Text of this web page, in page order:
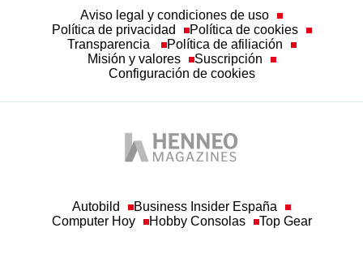
Política de privacidad
Política de cookies
Transparencia
Política de afiliación
Misión y valores
Suscripción
Configuración de cookies
Computer Hoy
Hobby Consolas Top Gear